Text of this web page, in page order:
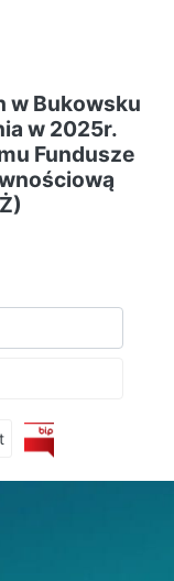
w Bukowsku
w 2025r.
Fundusze